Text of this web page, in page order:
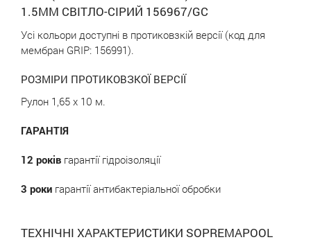
1.5ММ СВІТЛО-СІРИЙ 156967/GC
Усі кольори доступні в протиковзкій версії (код для
мембран GRIP: 156991).
РОЗМІРИ ПРОТИКОВЗКОЇ ВЕРСІЇ
Рулон 1,65 х 10 м.
ГАРАНТІЯ
12 років гарантії гідроізоляції
3 роки гарантії антибактеріальної обробки
ТЕХНІЧНІ ХАРАКТЕРИСТИКИ SOPREMAPOOL